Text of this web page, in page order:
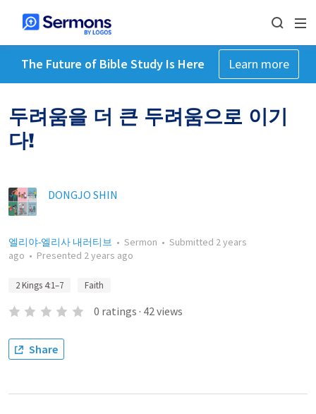
The Future of Bible Study Is Here Learn more
두려움을 더 큰 두려움으로 이기
다!
DONGJO SHIN
엘리야-엘리사 내러티브 • Sermon • Submitted 2 years
ago • Presented 2 years ago
2 Kings 4:1–7 Faith
0 ratings · 42views
Share